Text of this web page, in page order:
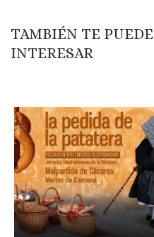
TAMBIÉN TE PUEDE
INTERESAR